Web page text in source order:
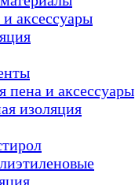
аксессуары
пена и аксессуары
изоляция